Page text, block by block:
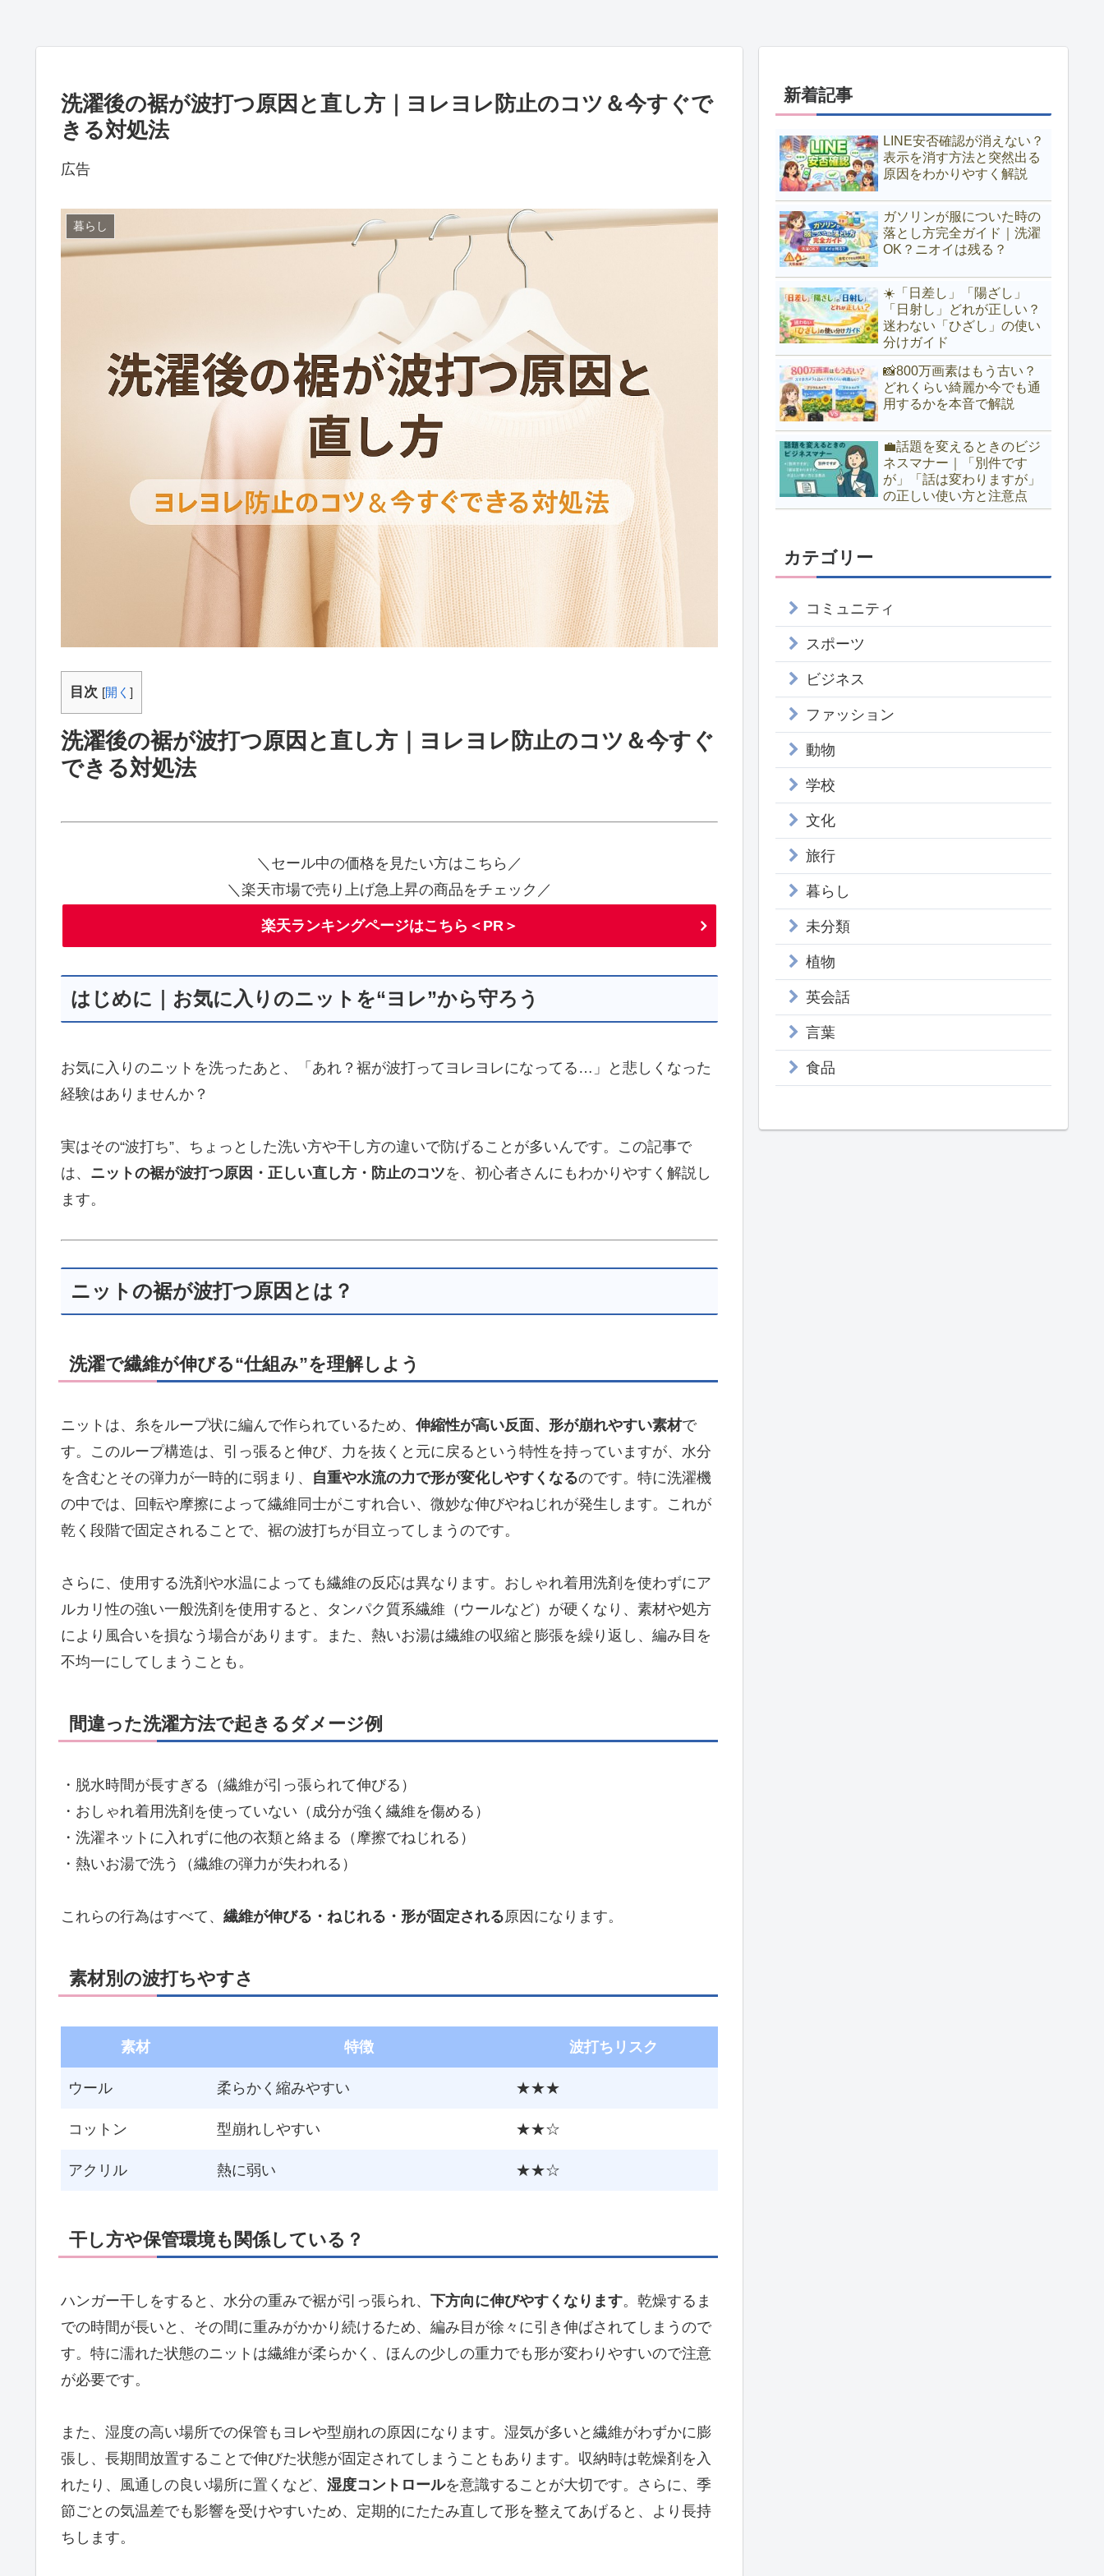
洗濯後の裾が波打つ原因と直し方｜ヨレヨレ防止のコツ＆今すぐで
きる対処法
広告
暮らし
目次 [開く ]
洗濯後の裾が波打つ原因と直し方｜ヨレヨレ防止のコツ＆今すぐ
できる対処法
＼セール中の価格を見たい方はこちら／
＼楽天市場で売り上げ急上昇の商品をチェック／
楽天ランキングページはこちら＜PR＞
はじめに｜お気に入りのニットを“ヨレ”から守ろう
お気に入りのニットを洗ったあと、「あれ？裾が波打ってヨレヨレになってる…」と悲しくなった
経験はありませんか？
実はその“波打ち”、ちょっとした洗い方や干し方の違いで防げることが多いんです。この記事で
は、 ニットの裾が波打つ原因・正しい直し方・防止のコツを、初心者さんにもわかりやすく解説し
ます。
ニットの裾が波打つ原因とは？
洗濯で繊維が伸びる“仕組み”を理解しよう
ニットは、糸をループ状に編んで作られているため、伸縮性が高い反面、形が崩れやすい素材で
す。このループ構造は、引っ張ると伸び、力を抜くと元に戻るという特性を持っていますが、水分
を含むとその弾力が一時的に弱まり、 自重や水流の力で形が変化しやすくなるのです。特に洗濯機
の中では、回転や摩擦によって繊維同士がこすれ合い、微妙な伸びやねじれが発生します。これが
乾く段階で固定されることで、裾の波打ちが目立ってしまうのです。
さらに、使用する洗剤や水温によっても繊維の反応は異なります。おしゃれ着用洗剤を使わずにア
ルカリ性の強い一般洗剤を使用すると、タンパク質系繊維（ウールなど）が硬くなり、素材や処方
により風合いを損なう場合があります。また、熱いお湯は繊維の収縮と膨張を繰り返し、編み目を
不均一にしてしまうことも。
間違った洗濯方法で起きるダメージ例
・脱水時間が長すぎる（繊維が引っ張られて伸びる）
・おしゃれ着用洗剤を使っていない（成分が強く繊維を傷める）
・洗濯ネットに入れずに他の衣類と絡まる（摩擦でねじれる）
・熱いお湯で洗う（繊維の弾力が失われる）
これらの行為はすべて、 繊維が伸びる・ねじれる・形が固定される原因になります。
素材別の波打ちやすさ
素材 特徴 波打ちリスク
ウール 柔らかく縮みやすい ★★★
コットン 型崩れしやすい ★★☆
アクリル 熱に弱い ★★☆
干し方や保管環境も関係している？
ハンガー干しをすると、水分の重みで裾が引っ張られ、 下方向に伸びやすくなります。乾燥するま
での時間が長いと、その間に重みがかかり続けるため、編み目が徐々に引き伸ばされてしまうので
す。特に濡れた状態のニットは繊維が柔らかく、ほんの少しの重力でも形が変わりやすいので注意
が必要です。
また、湿度の高い場所での保管もヨレや型崩れの原因になります。湿気が多いと繊維がわずかに膨
張し、長期間放置することで伸びた状態が固定されてしまうこともあります。収納時は乾燥剤を入
れたり、風通しの良い場所に置くなど、 湿度コントロールを意識することが大切です。さらに、季
節ごとの気温差でも影響を受けやすいため、定期的にたたみ直して形を整えてあげると、より長持
ちします。
新着記事
LINE安否確認が消えない？
表示を消す方法と突然出る
原因をわかりやすく解説
ガソリンが服についた時の
落とし方完全ガイド｜洗濯
OK？ニオイは残る？
☀️「日差し」「陽ざし」
「日射し」どれが正しい？
迷わない「ひざし」の使い
分けガイド
📸800万画素はもう古い？
どれくらい綺麗か今でも通
用するかを本音で解説
💼話題を変えるときのビジ
ネスマナー｜「別件です
が」「話は変わりますが」
の正しい使い方と注意点
カテゴリー
コミュニティ
スポーツ
ビジネス
ファッション
動物
学校
文化
旅行
暮らし
未分類
植物
英会話
言葉
食品